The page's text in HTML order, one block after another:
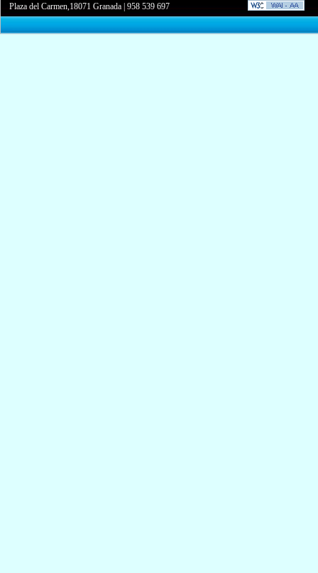
Plaza del Carmen,18071 Granada |958 539 697